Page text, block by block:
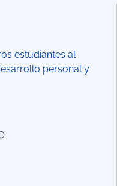
estudiantes al
personal y